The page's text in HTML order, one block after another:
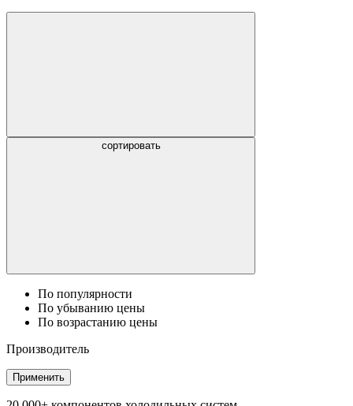
сортировать
По популярности
По убыванию цены
По возрастанию цены
Производитель
Применить